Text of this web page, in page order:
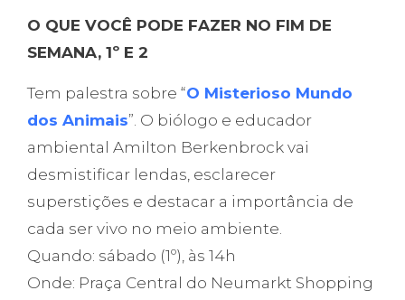
O QUE VOCÊ PODE FAZER NO FIM DE
SEMANA, 1º E 2
Tem palestra sobre “O Misterioso Mundo
dos Animais”. O biólogo e educador
ambiental Amilton Berkenbrock vai
desmistificar lendas, esclarecer
superstições e destacar a importância de
cada ser vivo no meio ambiente.
Quando: sábado (1º), às 14h
Onde: Praça Central do Neumarkt Shopping